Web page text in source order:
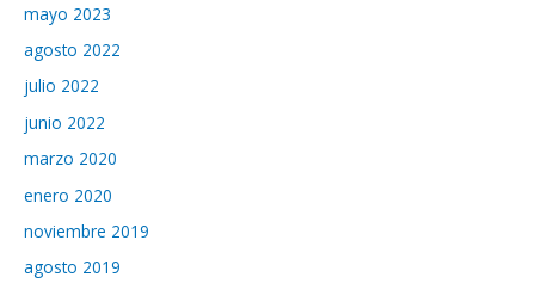
mayo 2023
agosto 2022
julio 2022
junio 2022
marzo 2020
enero 2020
noviembre 2019
agosto 2019